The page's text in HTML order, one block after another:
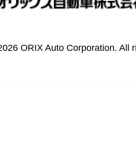
ORIX Auto Corporation. All